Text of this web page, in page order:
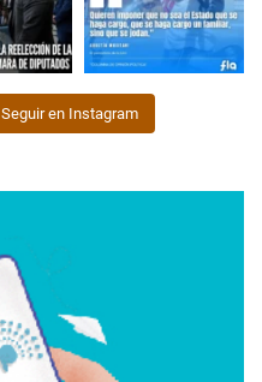
Seguir en Instagram